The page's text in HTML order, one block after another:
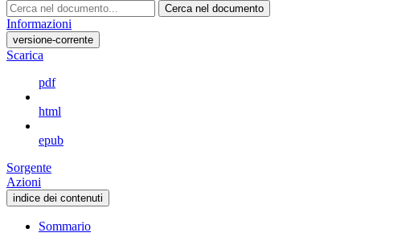
Cerca nel documento
Informazioni
versione-corrente
Scarica
pdf
html
epub
Sorgente
Azioni
indice dei contenuti
Sommario